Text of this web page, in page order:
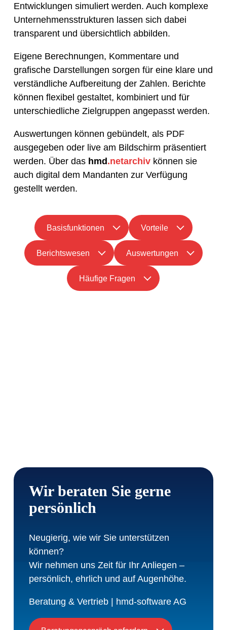
Entwicklungen simuliert werden. Auch komplexe
Unternehmensstrukturen lassen sich dabei
transparent und übersichtlich abbilden.
Eigene Berechnungen, Kommentare und
grafische Darstellungen sorgen für eine klare und
verständliche Aufbereitung der Zahlen. Berichte
können flexibel gestaltet, kombiniert und für
unterschiedliche Zielgruppen angepasst werden.
Auswertungen können gebündelt, als PDF
ausgegeben oder live am Bildschirm präsentiert
werden. Über das hmd.netarchiv können sie
auch digital dem Mandanten zur Verfügung
gestellt werden.
Basisfunktionen Vorteile
Berichtswesen Auswertungen
Häufige Fragen
Wir beraten Sie gerne
persönlich
Neugierig, wie wir Sie unterstützen
können?
Wir nehmen uns Zeit für Ihr Anliegen –
persönlich, ehrlich und auf Augenhöhe.
Beratung & Vertrieb | hmd-software AG